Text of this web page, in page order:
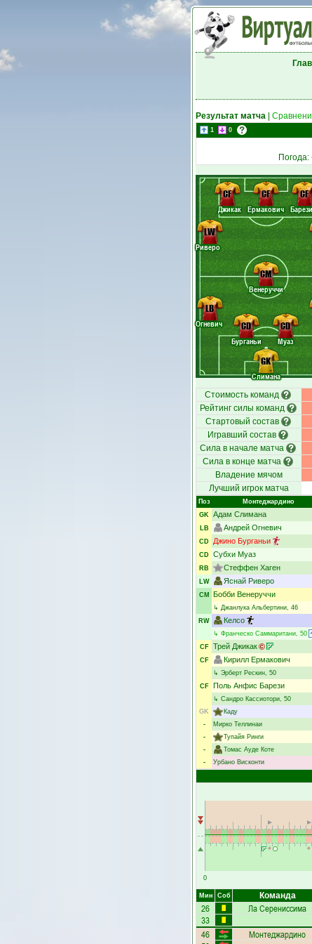
Результат матча
1 0
Погода:
Слимана
Огневич
Бурганьи
Муаз
Риверо
Венеруччи
Джикак Ермакович Барези
GK
LB
CD
CD
LW
CM
CF CF CF
Стоимость команд
Рейтинг силы команд
Стартовый состав
Игравший состав
Сила в начале матча
Сила в конце матча
Владение мячом
Лучший игрок матча
Поз
Монтеджардино
GK Адам Слимана
LB
Андрей Огневич
CD
Джино Бурганьи
CD Субхи Муаз
RB
Стеффен Хаген
LW
Яснай Риверо
CM
Бобби Венеруччи
↳ Джанлука Альбертини, 46
RW
Келсо
↳ Франческо Саммаритани, 50
CF
Трей Джикак
CF
Кирилл Ермакович
↳ Эрберт Рескин, 50
CF
Поль Анфис Барези
↳ Сандро Кассиотори, 50
GK
Каду
-
Мирко Теллинаи
-
Тупайя Ринги
-
Томас Ауде Коте
-
Урбано Висконти
0
Мин Соб Команда
26 Ла Серениссима
33
46 Монтеджардино